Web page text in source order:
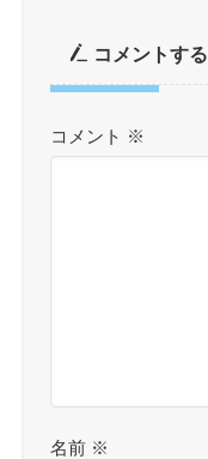
コメントする
コメント ※
名前 ※